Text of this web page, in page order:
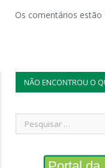
Os comentários estão
NÃO ENCONTROU O